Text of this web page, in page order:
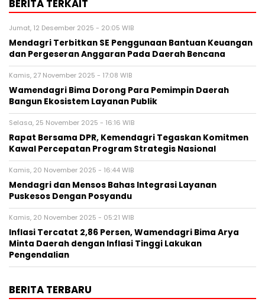
BERITA TERKAIT
Jumat, 12 Desember 2025 - 20:05 WIB
Mendagri Terbitkan SE Penggunaan Bantuan Keuangan
dan Pergeseran Anggaran Pada Daerah Bencana
Kamis, 27 November 2025 - 17:08 WIB
Wamendagri Bima Dorong Para Pemimpin Daerah
Bangun Ekosistem Layanan Publik
Selasa, 25 November 2025 - 16:16 WIB
Rapat Bersama DPR, Kemendagri Tegaskan Komitmen
Kawal Percepatan Program Strategis Nasional
Kamis, 20 November 2025 - 16:44 WIB
Mendagri dan Mensos Bahas Integrasi Layanan
Puskesos Dengan Posyandu
Kamis, 20 November 2025 - 05:21 WIB
Inflasi Tercatat 2,86 Persen, Wamendagri Bima Arya
Minta Daerah dengan Inflasi Tinggi Lakukan
Pengendalian
BERITA TERBARU